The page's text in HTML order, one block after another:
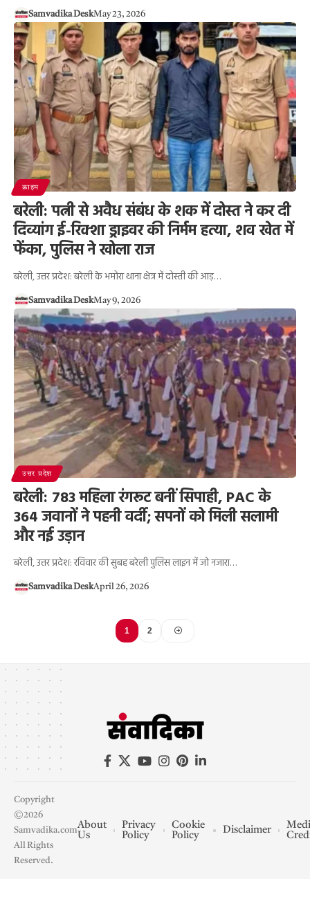
Samvadika DeskMay 23, 2026
क्राइम
बरेली: पत्नी से अवैध संबंध के शक में दोस्त ने कर दी
दिव्यांग ई-रिक्शा ड्राइवर की निर्मम हत्या, शव खेत में
फेंका, पुलिस ने खोला राज
बरेली, उत्तर प्रदेश: बरेली के भमोरा थाना क्षेत्र में दोस्ती की आड़…
Samvadika DeskMay 9, 2026
उत्तर प्रदेश
बरेली: 783 महिला रंगरूट बनीं सिपाही, PAC के
364 जवानों ने पहनी वर्दी; सपनों को मिली सलामी
और नई उड़ान
बरेली, उत्तर प्रदेश: रविवार की सुबह बरेली पुलिस लाइन में जो नजारा…
Samvadika DeskApril 26, 2026
1 2
Copyright
©2026
Samvadika.com
All Rights
Reserved.
About
Us
Privacy
Policy
Cookie
Policy
Disclaimer